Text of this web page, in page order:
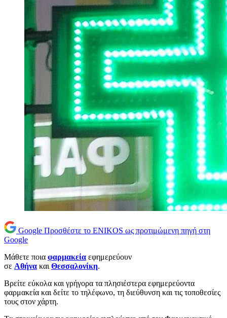
Google Προσθέστε το ENIKOS ως προτιμώμενη πηγή στη
Google
Μάθετε ποια φαρμακεία εφημερεύουν
σε Αθήνα και Θεσσαλονίκη.
Βρείτε εύκολα και γρήγορα τα πλησιέστερα εφημερεύοντα
φαρμακεία και δείτε το τηλέφωνο, τη διεύθυνση και τις τοποθεσίες
τους στον χάρτη.